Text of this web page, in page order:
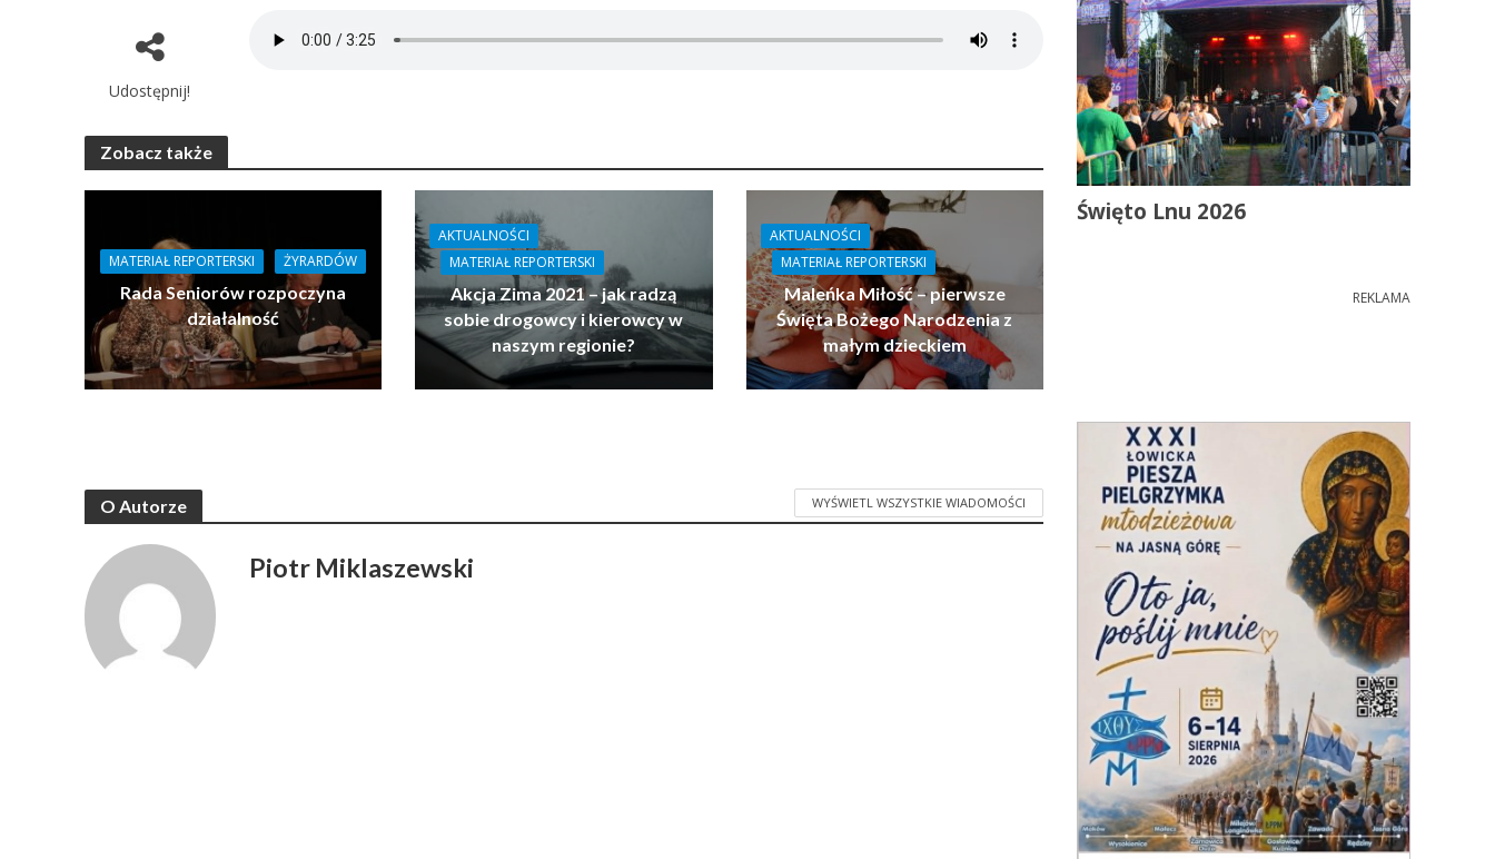
Udostępnij!
Zobacz także
MATERIAŁ REPORTERSKI ŻYRARDÓW
Rada Seniorów rozpoczyna
działalność
AKTUALNOŚCI
MATERIAŁ REPORTERSKI
Akcja Zima 2021 – jak radzą
sobie drogowcy i kierowcy w
naszym regionie?
AKTUALNOŚCI
MATERIAŁ REPORTERSKI
Maleńka Miłość – pierwsze
Święta Bożego Narodzenia z
małym dzieckiem
O Autorze WYŚWIETL WSZYSTKIE WIADOMOŚCI
Piotr Miklaszewski
Święto Lnu 2026
REKLAMA